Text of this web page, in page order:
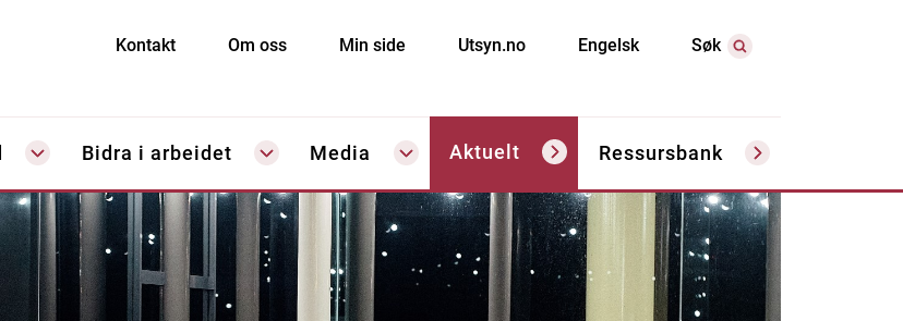
Kontakt Om oss Min side Utsyn.no Engelsk Søk
Bidra i arbeidet Media Aktuelt Ressursbank